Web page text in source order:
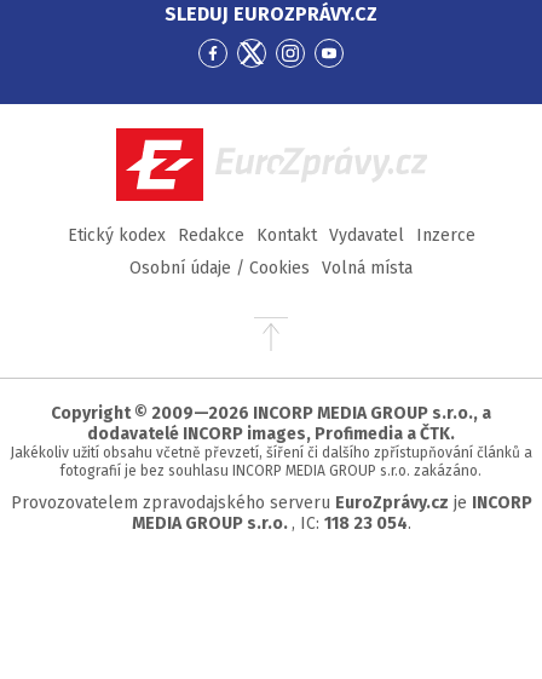
SLEDUJ EUROZPRÁVY.CZ
Přejít
Facebook
Přejít
Twitter
Přejít
Instagram
Přejít
YouTube
EuroZprávy.cz
Etický kodex Redakce Kontakt Vydavatel
Inzerce
Osobní údaje / Cookies
Volná místa
Přejít
stránky
Copyright © 2009—2026 INCORP MEDIA GROUP s.r.o., a
dodavatelé INCORP images, Profimedia a ČTK.
Jakékoliv užití obsahu včetně převzetí, šíření či dalšího zpřístupňování článků a
fotografií je bez souhlasu INCORP MEDIA GROUP s.r.o. zakázáno.
Provozovatelem zpravodajského serveru EuroZprávy.cz je INCORP
MEDIA GROUP s.r.o. , IC: 118 23 054.